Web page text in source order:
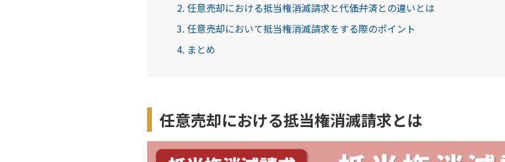
2. 任意売却における抵当権消滅請求と代価弁済との違いとは
3. 任意売却において抵当権消滅請求をする際のポイント
4. まとめ
任意売却における抵当権消滅請求とは